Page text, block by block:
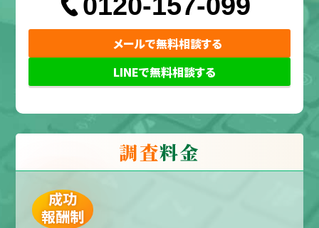
メールで無料相談する
LINEで無料相談する
調査料金
成功
報酬制